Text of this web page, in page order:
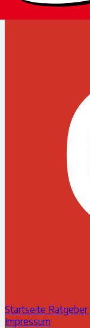
Startseite Ratgeber
Impressum